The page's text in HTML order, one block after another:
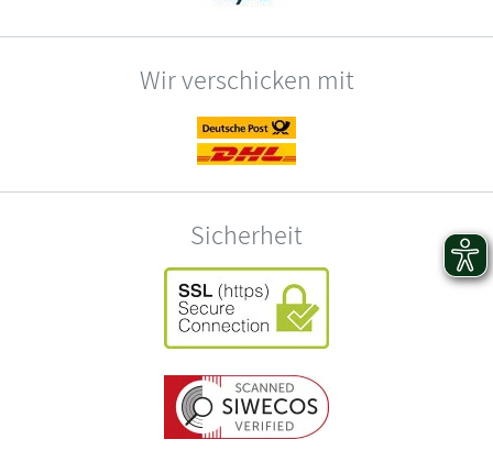
Wir verschicken mit
Sicherheit